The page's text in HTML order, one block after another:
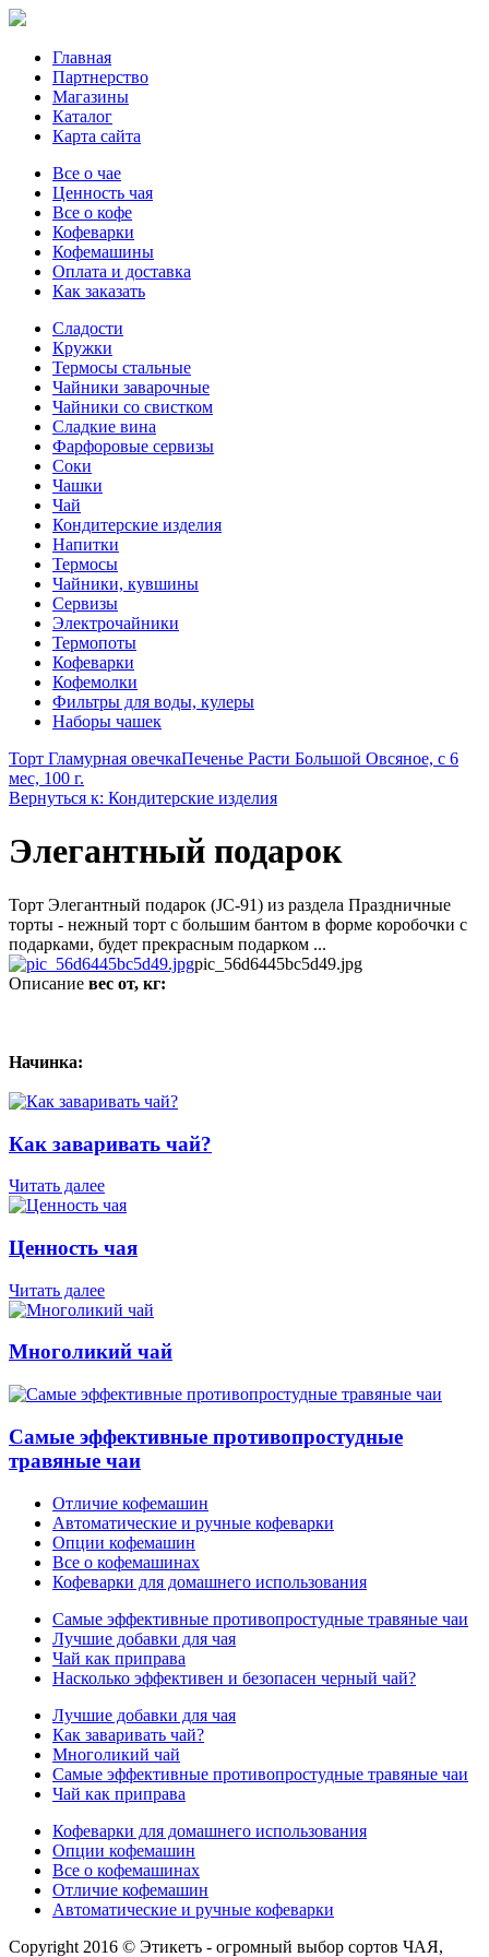
Главная
Партнерство
Магазины
Каталог
Карта сайта
Все о чае
Ценность чая
Все о кофе
Кофеварки
Кофемашины
Оплата и доставка
Как заказать
Сладости
Кружки
Термосы стальные
Чайники заварочные
Чайники со свистком
Сладкие вина
Фарфоровые сервизы
Соки
Чашки
Чай
Кондитерские изделия
Напитки
Термосы
Чайники, кувшины
Сервизы
Электрочайники
Термопоты
Кофеварки
Кофемолки
Фильтры для воды, кулеры
Наборы чашек
Торт Гламурная овечкаПеченье Расти Большой Овсяное, с 6
мес, 100 г.
Вернуться к: Кондитерские изделия
Элегантный подарок
Торт Элегантный подарок (JC-91) из раздела Праздничные
торты - нежный торт с большим бантом в форме коробочки с
подарками, будет прекрасным подарком ...
pic_56d6445bc5d49.jpg
Описание вес от, кг:
Начинка:
Как заваривать чай?
Читать далее
Ценность чая
Читать далее
Многоликий чай
Самые эффективные противопростудные
травяные чаи
Отличие кофемашин
Автоматические и ручные кофеварки
Опции кофемашин
Все о кофемашинах
Кофеварки для домашнего использования
Самые эффективные противопростудные травяные чаи
Лучшие добавки для чая
Чай как приправа
Насколько эффективен и безопасен черный чай?
Лучшие добавки для чая
Как заваривать чай?
Многоликий чай
Самые эффективные противопростудные травяные чаи
Чай как приправа
Кофеварки для домашнего использования
Опции кофемашин
Все о кофемашинах
Отличие кофемашин
Автоматические и ручные кофеварки
Copyright 2016 © Этикетъ - огромный выбор сортов ЧАЯ,